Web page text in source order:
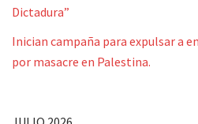
Dictadura”
Inician campaña para expulsar a
por masacre en Palestina.